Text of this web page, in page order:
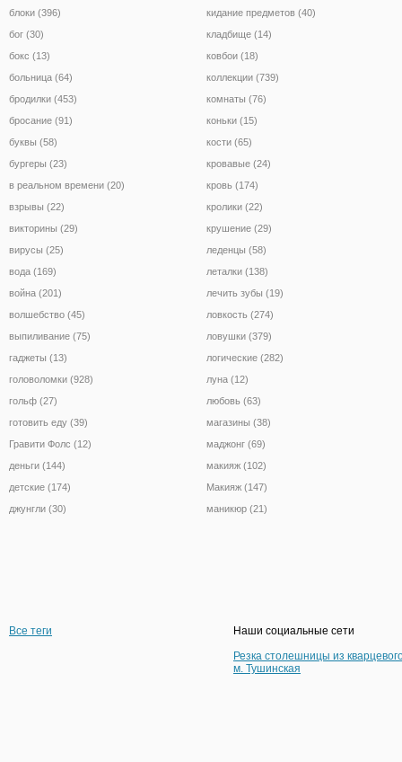
блоки (396)
бог (30)
бокс (13)
больница (64)
бродилки (453)
бросание (91)
буквы (58)
бургеры (23)
в реальном времени (20)
взрывы (22)
викторины (29)
вирусы (25)
вода (169)
война (201)
волшебство (45)
выпиливание (75)
гаджеты (13)
головоломки (928)
гольф (27)
готовить еду (39)
Гравити Фолс (12)
деньги (144)
детские (174)
джунгли (30)
кидание предметов (40)
кладбище (14)
ковбои (18)
коллекции (739)
комнаты (76)
коньки (15)
кости (65)
кровавые (24)
кровь (174)
кролики (22)
крушение (29)
леденцы (58)
леталки (138)
лечить зубы (19)
ловкость (274)
ловушки (379)
логические (282)
луна (12)
любовь (63)
магазины (38)
маджонг (69)
макияж (102)
Макияж (147)
маникюр (21)
Все теги
Наши социальные сети
Резка столешницы из
м. Тушинская